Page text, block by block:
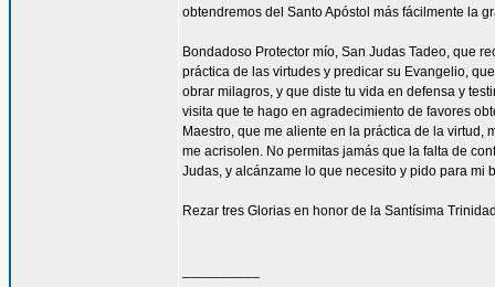
obtendremos del Santo Apóstol más fácilmente la
Bondadoso Protector mío, San Judas Tadeo, que
práctica de las virtudes y predicar su Evangelio,
obrar milagros, y que diste tu vida en defensa y
visita que te hago en agradecimiento de favores
Maestro, que me aliente en la práctica de la
me acrisolen. No permitas jamás que la falta de
Judas, y alcánzame lo que necesito y pido para mi
Rezar tres Glorias en honor de la Santísima